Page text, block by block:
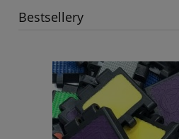
Bestsellery